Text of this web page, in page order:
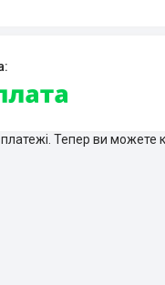
платежі. Тепер ви